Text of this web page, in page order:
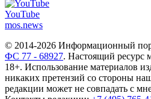
YouTube
mos.news
© 2014-2026 Информационный
ФС 77 - 68927. Настоящий ресурс
18+. Использование материалов
никаких претензий со стороны
редакции может не совпадать с